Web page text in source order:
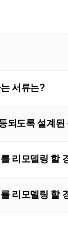
서류는?
되도록 설계
리모델링 할
리모델링 할